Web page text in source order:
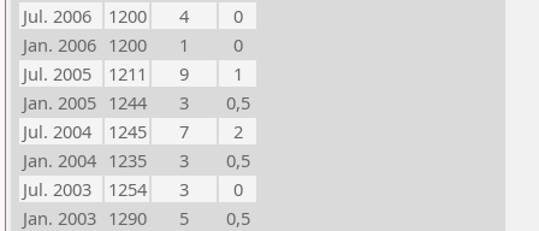
Jul. 2006
1200 4
0
Jan. 2006 1200 1
0
Jul. 2005
1211 9
1
Jan. 2005 1244 3
0,5
Jul. 2004
1245 7
2
Jan. 2004 1235 3
0,5
Jul. 2003
1254 3
0
Jan. 2003 1290 5
0,5